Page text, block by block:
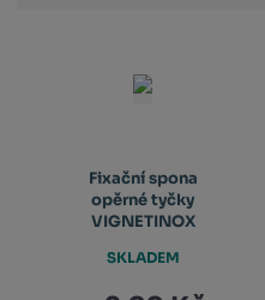
Fixační spona
opěrné tyčky
VIGNETINOX
SKLADEM